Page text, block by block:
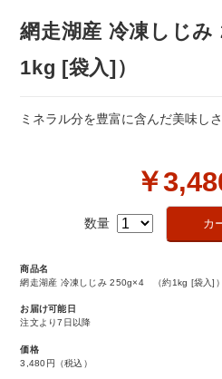
網走湖産 冷凍しじ
1kg [袋入]）
ミネラル分を豊富に含んだ美味し
￥
数量
商品名
網走湖産 冷凍しじみ 250g×4 （約1kg [袋入]）
お届け可能日
注文より7日以降
価格
3,480円 （税込）